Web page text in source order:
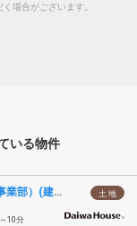
場合がございます。
いる物件
土 地
セキュレア阿倍野（本店木造住宅事業部）(建築条件付宅地分譲)
10分